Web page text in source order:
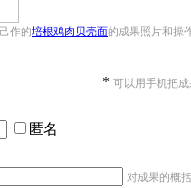
作的培根鸡肉贝壳面的成果照片和操
* 可以用手机把
匿名
对成果的概括